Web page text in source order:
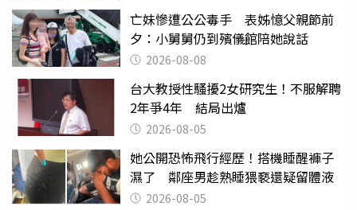
亡妹慘遭公公毒手 表姊憶父親節前
夕：小舅舅仍到殯儀館陪她說話
2026-08-08
台大教授性騷擾2女研究生！不服解聘
2年爭4年 結局出爐
2026-08-05
她公開恐怖飛行經歷！搭機睡醒褲子
濕了 鄰座男趁熟睡猥褻還疑留體液
2026-08-05